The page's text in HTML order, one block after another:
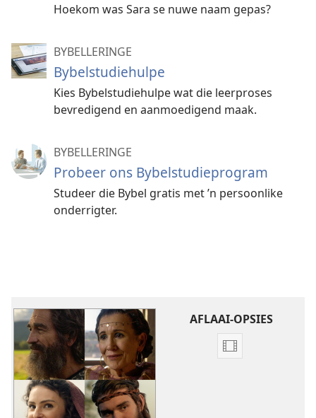
Hoekom was Sara se nuwe naam gepas?
BYBELLERINGE
Bybelstudiehulpe
Kies Bybelstudiehulpe wat die leerproses
bevredigend en aanmoedigend maak.
BYBELLERINGE
Probeer ons Bybelstudieprogram
Studeer die Bybel gratis met ’n persoonlike
onderrigter.
AFLAAI-OPSIES
Aflaai-